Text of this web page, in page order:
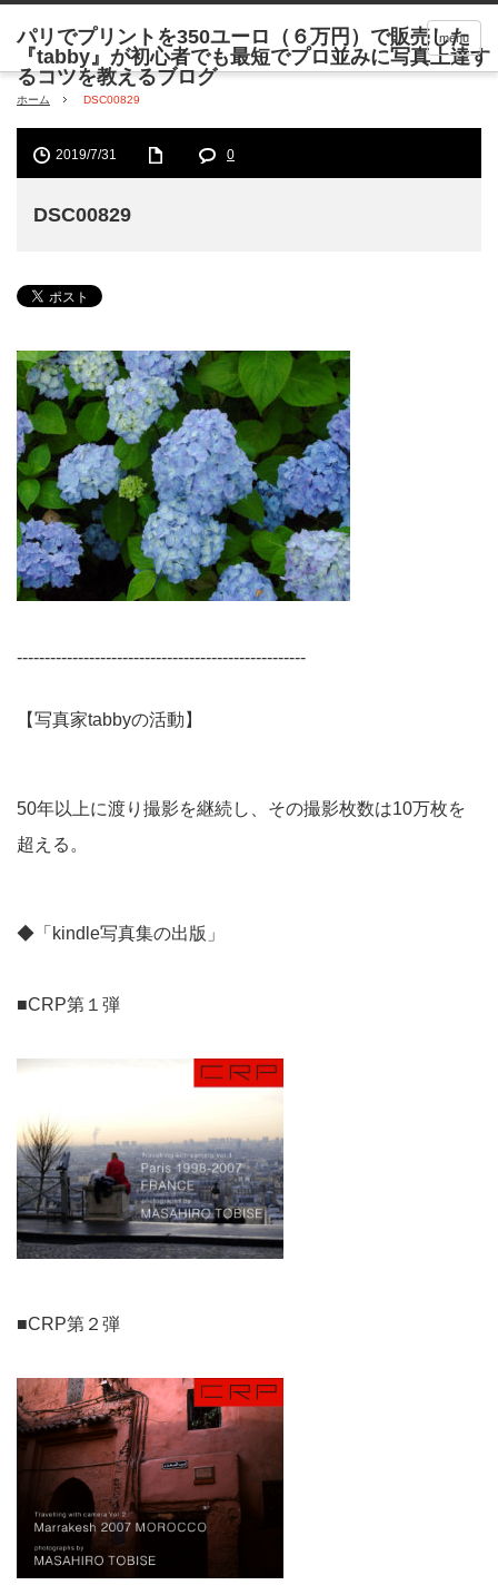
menu
ホーム DSC00829
2019/7/31 0
DSC00829
----------------------------------------------------
【写真家tabbyの活動】
50年以上に渡り撮影を継続し、その撮影枚数は10万枚を
超える。
◆「kindle写真集の出版」
■CRP第１弾
■CRP第２弾